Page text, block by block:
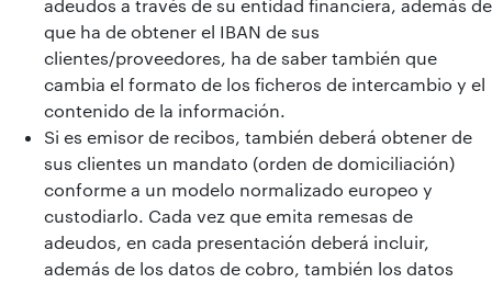
adeudos a través de su entidad financiera, además de
que ha de obtener el IBAN de sus
clientes/proveedores, ha de saber también que
cambia el formato de los ficheros de intercambio y el
contenido de la información.
Si es emisor de recibos, también deberá obtener de
sus clientes un mandato (orden de domiciliación)
conforme a un modelo normalizado europeo y
custodiarlo. Cada vez que emita remesas de
adeudos, en cada presentación deberá incluir,
además de los datos de cobro, también los datos